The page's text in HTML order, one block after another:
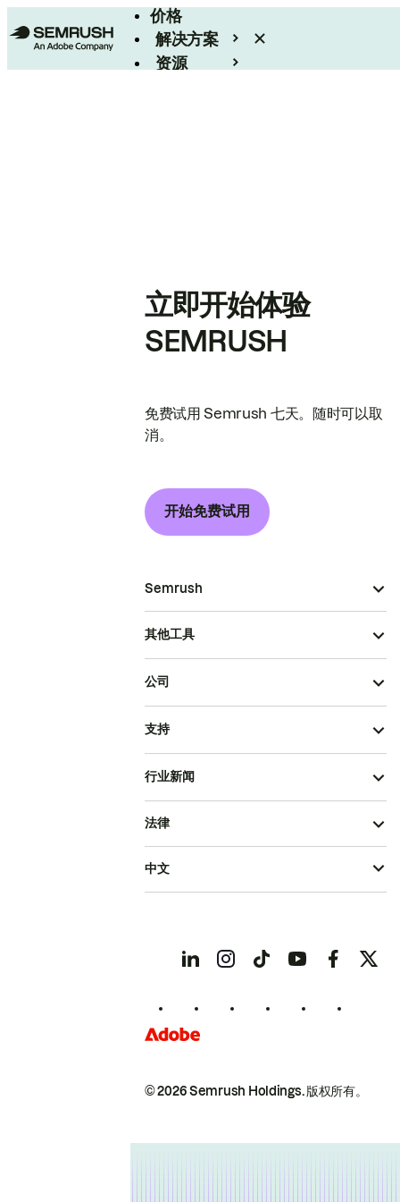
价格
解决方案
资源
立即开始体验
SEMRUSH
免费试用 Semrush 七天。随时可以取
消。
开始免费试用
Semrush
其他工具
公司
支持
行业新闻
© 2026 Semrush Holdings.版权所有。
法律
中文